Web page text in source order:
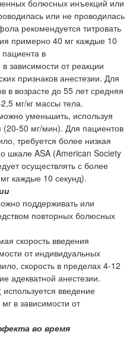
болюсных инъекций или
или не проводилась
рекомендуется титровать
примерно 40 мг каждые 10
пациента в
зависимости от реакции
признаков анестезии. Для
в возрасте до 55 лет средняя
мг/кг массы тела.
уменьшить, используя
(20-50 мг/мин). Для пациентов
требуется более низкая
шкале ASA (American Society
осуществлять с более
каждые 10 секунд).
поддерживать или
повторных болюсных
скорость введения
от индивидуальных
скорость в пределах 4-12
адекватной анестезии.
используется введение
в зависимости от
во время